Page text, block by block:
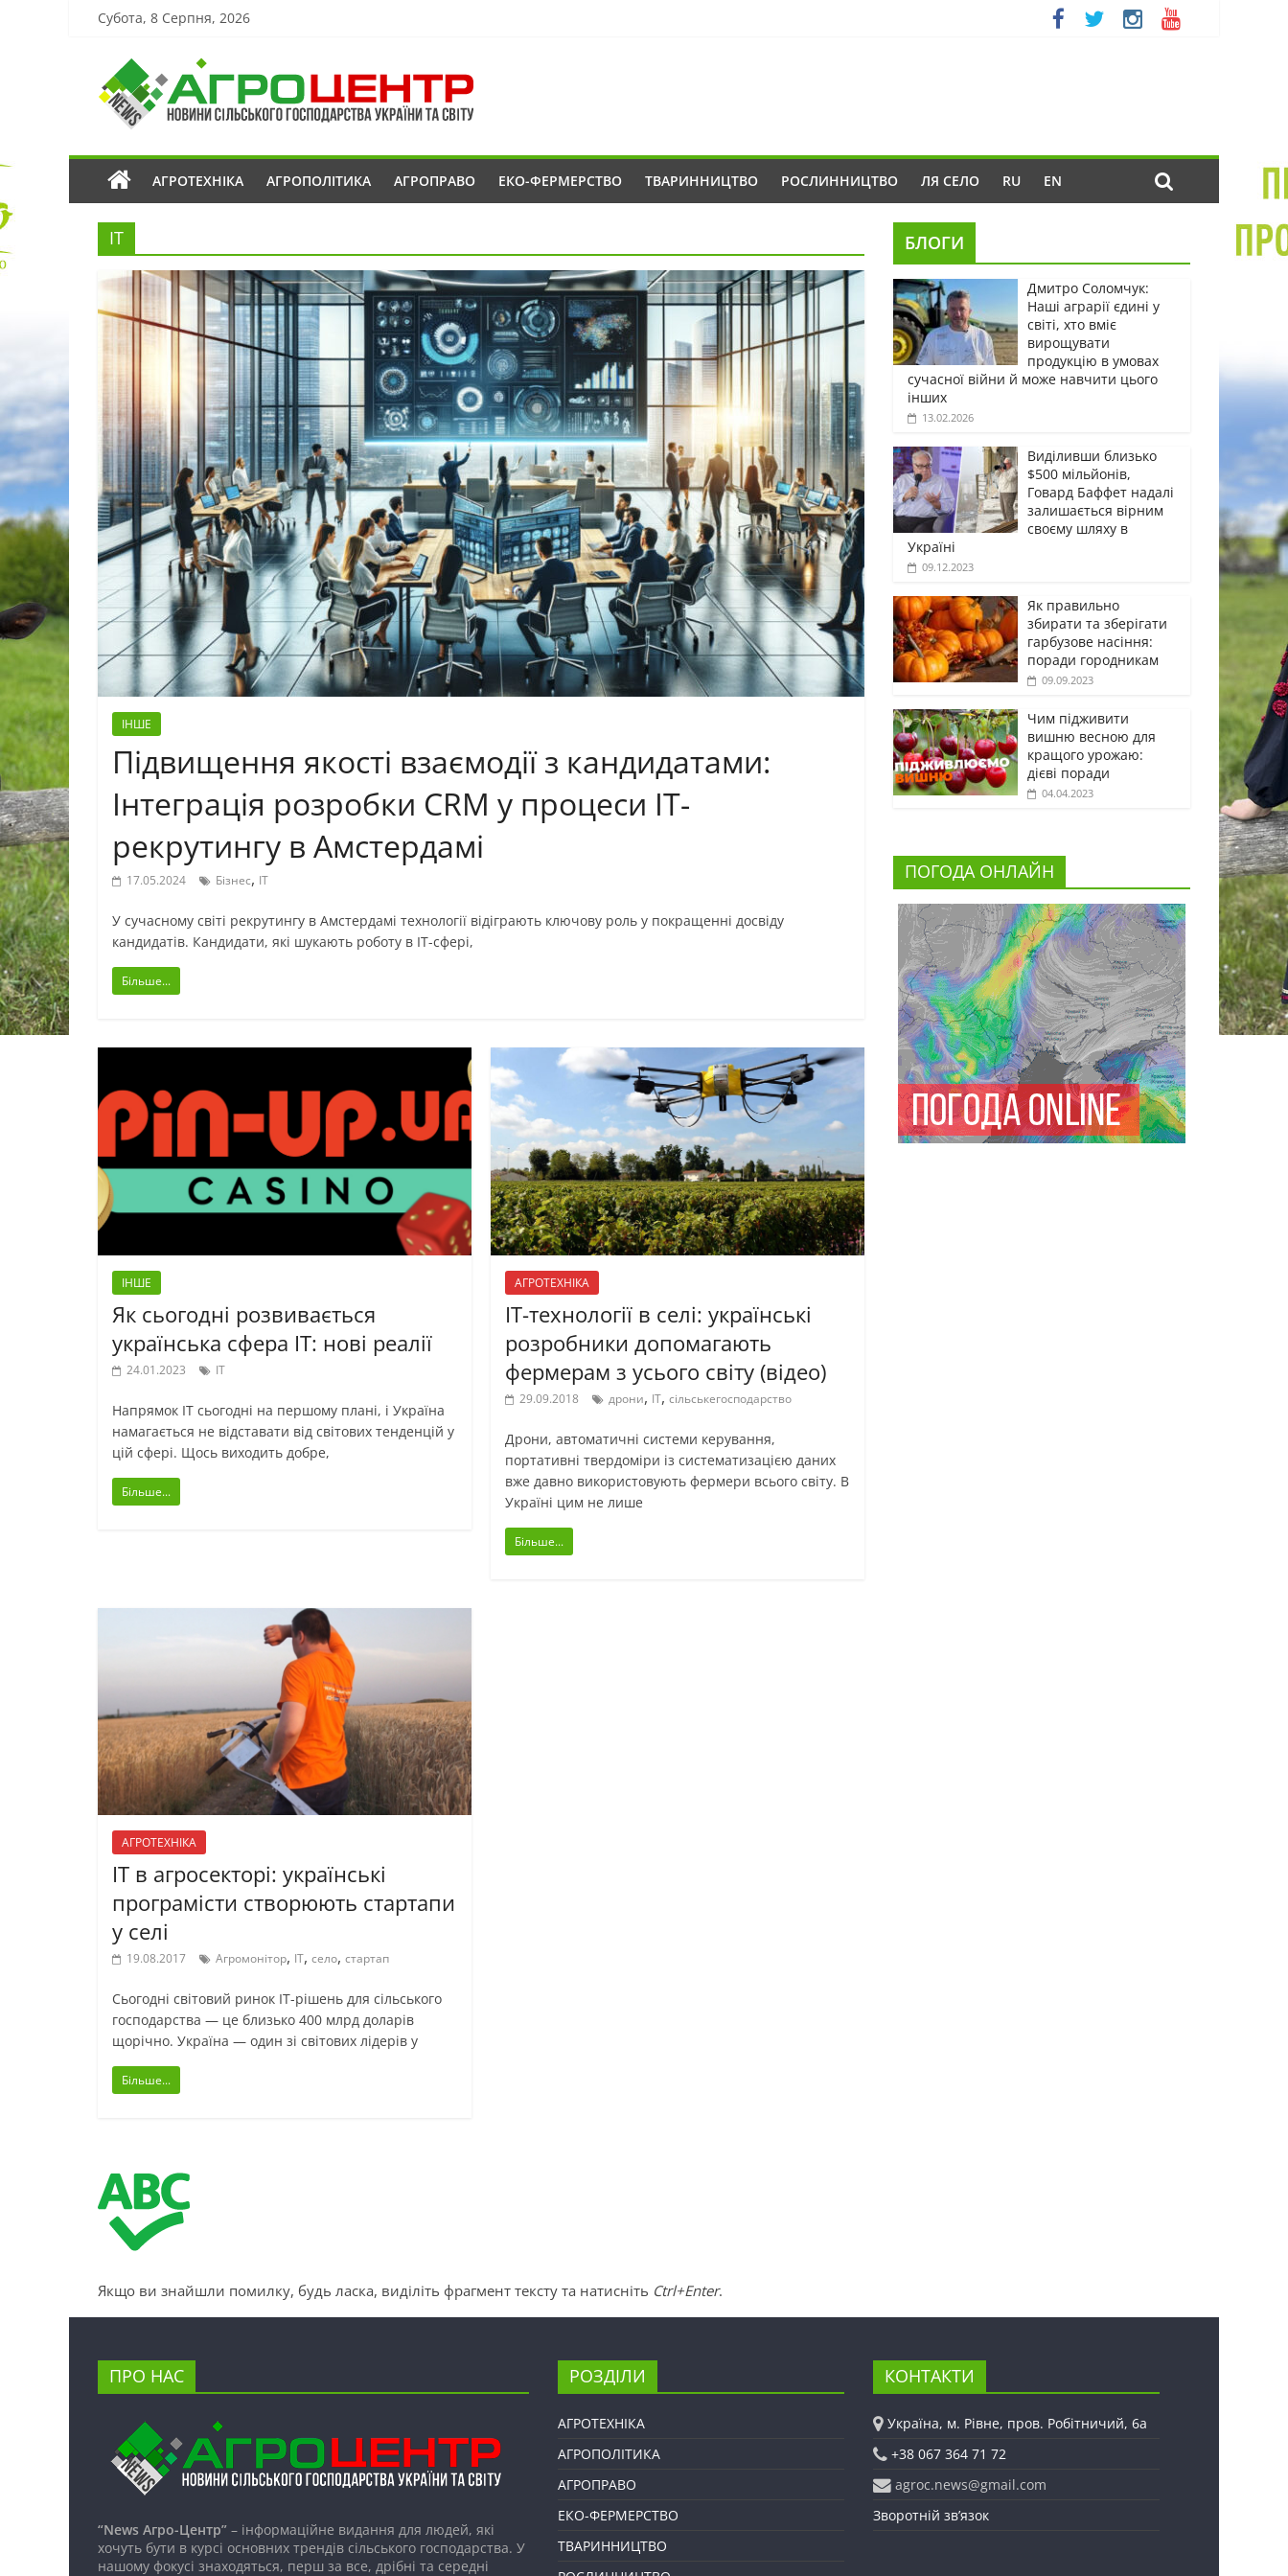
Субота, 8 Серпня, 2026
АГРОТЕХНІКА АГРОПОЛІТИКА АГРОПРАВО ЕКО-ФЕРМЕРСТВО ТВАРИННИЦТВО РОСЛИННИЦТВО ЛЯ СЕЛО RU EN
ІТ
ІНШЕ
Підвищення якості взаємодії з кандидатами:
Інтеграція розробки CRM у процеси ІТ-
рекрутингу в Амстердамі
17.05.2024 Бізнес, ІТ
У сучасному світі рекрутингу в Амстердамі технології відіграють ключову роль у покращенні досвіду
кандидатів. Кандидати, які шукають роботу в ІТ-сфері,
Більше...
ІНШЕ
Як сьогодні розвивається
українська сфера IT: нові реалії
24.01.2023 ІТ
Напрямок IT сьогодні на першому плані, і Україна
намагається не відставати від світових тенденцій у
цій сфері. Щось виходить добре,
Більше...
АГРОТЕХНІКА
IT-технології в селі: українські
розробники допомагають
фермерам з усього світу (відео)
29.09.2018 дрони, ІТ,сільськегосподарство
Дрони, автоматичні системи керування,
портативні твердоміри із систематизацією даних
вже давно використовують фермери всього світу. В
Україні цим не лише
Більше...
АГРОТЕХНІКА
ІТ в агросекторі: українські
програмісти створюють стартапи
у селі
19.08.2017 Агромонітор, ІТ, село, стартап
Сьогодні світовий ринок ІТ-рішень для сільського
господарства — це близько 400 млрд доларів
щорічно. Україна — один зі світових лідерів у
Більше...
БЛОГИ
Дмитро Соломчук:
Наші аграрії єдині у
світі, хто вміє
вирощувати
продукцію в умовах
сучасної війни й може навчити цього
інших
13.02.2026
Виділивши близько
$500 мільйонів,
Говард Баффет надалі
залишається вірним
своєму шляху в
Україні
09.12.2023
Як правильно
збирати та зберігати
гарбузове насіння:
поради городникам
09.09.2023
Чим підживити
вишню весною для
кращого урожаю:
дієві поради
04.04.2023
ПОГОДА ОНЛАЙН
Якщо ви знайшли помилку, будь ласка, виділіть фрагмент тексту та натисніть Ctrl+Enter.
ПРО НАС
“News Агро-Центр” – інформаційне видання для людей, які
хочуть бути в курсі основних трендів сільського господарства. У
нашому фокусі знаходяться, перш за все, дрібні та середні
РОЗДІЛИ
АГРОТЕХНІКА
АГРОПОЛІТИКА
АГРОПРАВО
ЕКО-ФЕРМЕРСТВО
ТВАРИННИЦТВО
КОНТАКТИ
Україна, м. Рівне, пров. Робітничий, 6а
+38 067 364 71 72
agroc.news@gmail.com
Зворотній зв’язок